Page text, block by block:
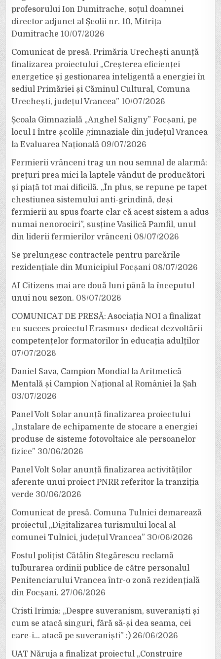
profesorului Ion Dumitrache, soțul doamnei
director adjunct al Școlii nr. 10, Mitrița
Dumitrache 10/07/2026
Comunicat de presă. Primăria Urechești anunță
finalizarea proiectului „Creșterea eficienței
energetice și gestionarea inteligentă a energiei în
sediul Primăriei și Căminul Cultural, Comuna
Urechești, județul Vrancea” 10/07/2026
Școala Gimnazială „Anghel Saligny” Focșani, pe
locul I între școlile gimnaziale din județul Vrancea
la Evaluarea Națională 09/07/2026
Fermierii vrânceni trag un nou semnal de alarmă:
prețuri prea mici la laptele vândut de producători
și piață tot mai dificilă. „În plus, se repune pe tapet
chestiunea sistemului anti-grindină, deși
fermierii au spus foarte clar că acest sistem a adus
numai nenorociri”, susține Vasilică Pamfil, unul
din liderii fermierilor vrânceni 08/07/2026
Se prelungesc contractele pentru parcările
rezidențiale din Municipiul Focșani 08/07/2026
AI Citizens mai are două luni până la începutul
unui nou sezon. 08/07/2026
COMUNICAT DE PRESĂ: Asociația NOI a finalizat
cu succes proiectul Erasmus+ dedicat dezvoltării
competențelor formatorilor în educația adulților
07/07/2026
Daniel Sava, Campion Mondial la Aritmetică
Mentală și Campion Național al României la Șah
03/07/2026
Panel Volt Solar anunță finalizarea proiectului
„Instalare de echipamente de stocare a energiei
produse de sisteme fotovoltaice ale persoanelor
fizice” 30/06/2026
Panel Volt Solar anunță finalizarea activităților
aferente unui proiect PNRR referitor la tranziția
verde 30/06/2026
Comunicat de presă. Comuna Tulnici demarează
proiectul „Digitalizarea turismului local al
comunei Tulnici, județul Vrancea” 30/06/2026
Fostul polițist Cătălin Stegărescu reclamă
tulburarea ordinii publice de către personalul
Penitenciarului Vrancea într-o zonă rezidențială
din Focșani. 27/06/2026
Cristi Irimia: „Despre suveranism, suveraniști și
cum se atacă singuri, fără să-și dea seama, cei
care-i… atacă pe suveraniști” :) 26/06/2026
UAT Năruja a finalizat proiectul „Construire